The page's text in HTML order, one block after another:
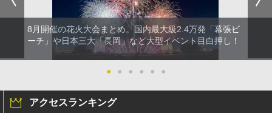
8月開催の花火大会まとめ。国内最大級2.4万発「幕張ビ
ーチ」や日本三大「長岡」など大型イベント目白押し！
● ● ● ● ● ●
アクセスランキング